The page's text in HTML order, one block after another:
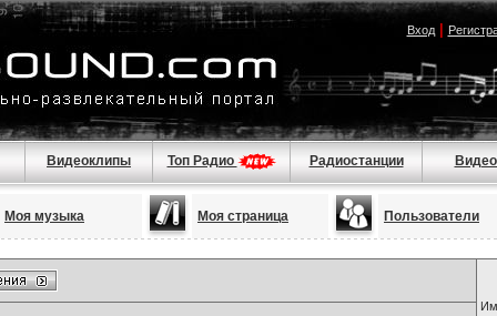
Вход|
Видеоклипы Топ Радио Радиостанции
Моя музыка Моя страница Пользователи